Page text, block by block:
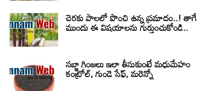
చెరకు పాలలో పొంచి ఉన్న ప్రమాదం..! తాగే
ముందు ఈ విషయాలను గుర్తుంచుకోండి..
సబ్జా గింజలు ఇలా తీసుకుంటే మధుమేహం
కంట్రోల్, గుండె సేఫ్, మరెన్నో